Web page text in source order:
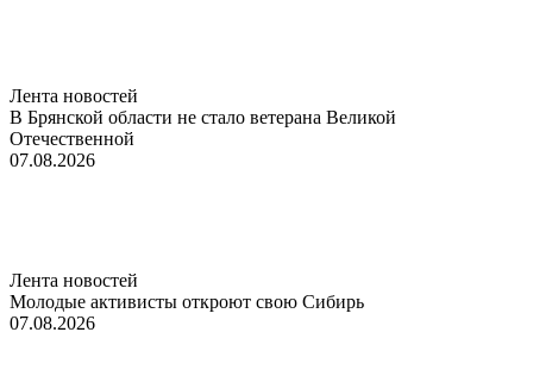
Лента новостей
В Брянской области не стало ветерана Великой
Отечественной
07.08.2026
Лента новостей
Молодые активисты откроют свою Сибирь
07.08.2026